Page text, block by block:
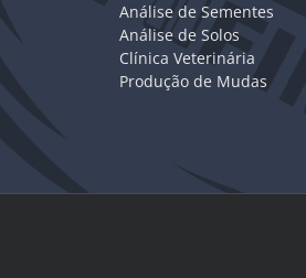
Análise de Sementes
Análise de Solos
Clínica Veterinária
Produção de Mudas